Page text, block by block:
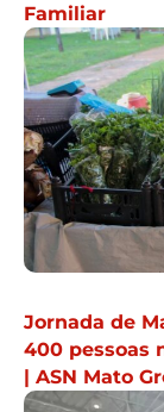
Familiar
Jornada de
400 pessoas
| ASN Mato